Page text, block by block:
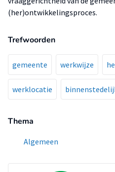
(her)ontwikkelingsproces.
Trefwoorden
gemeente werkwijze
werklocatie
Thema
Algemeen